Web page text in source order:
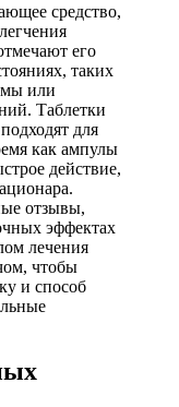
средство,
его
таких
или
Таблетки
для
как ампулы
действие,
отзывы,
эффектах
лечения
чтобы
и способ